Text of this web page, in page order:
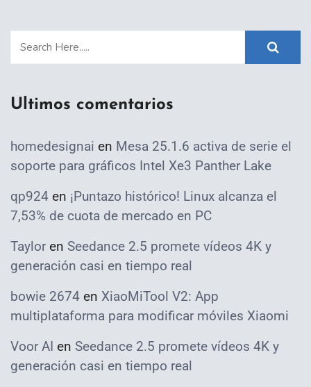
Ultimos comentarios
homedesignai en Mesa 25.1.6 activa de serie el
soporte para gráficos Intel Xe3 Panther Lake
qp924 en ¡Puntazo histórico! Linux alcanza el
7,53% de cuota de mercado en PC
Taylor en Seedance 2.5 promete vídeos 4K y
generación casi en tiempo real
bowie 2674 en XiaoMiTool V2: App
multiplataforma para modificar móviles Xiaomi
Voor AI en Seedance 2.5 promete vídeos 4K y
generación casi en tiempo real